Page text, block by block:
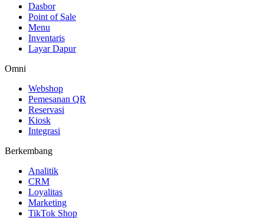
Dasbor
Point of Sale
Menu
Inventaris
Layar Dapur
Omni
Webshop
Pemesanan QR
Reservasi
Kiosk
Integrasi
Berkembang
Analitik
CRM
Loyalitas
Marketing
TikTok Shop